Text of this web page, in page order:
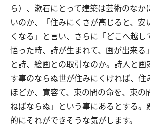
ら）、漱石にとって建築は芸術のなか
いのか、「住みにくさが高じると、安
くなる」と言い、さらに「どこへ越し
悟った時、詩が生まれて、画が出来る
と詩、絵画との取引なのか。詩人と
す事のならぬ世が住みにくければ、
ほどか、寛容て、束の間の命を、束の
ねばならぬ」という事にあるとする
的にそれができそうな気がします。